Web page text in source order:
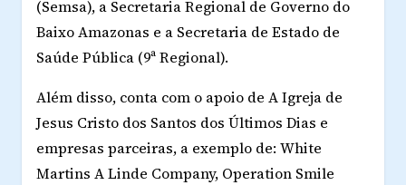
(Semsa), a Secretaria Regional de Governo do
Baixo Amazonas e a Secretaria de Estado de
Saúde Pública (9ª Regional).
Além disso, conta com o apoio de A Igreja de
Jesus Cristo dos Santos dos Últimos Dias e
empresas parceiras, a exemplo de: White
Martins A Linde Company, Operation Smile